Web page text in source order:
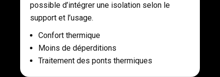
possible d’intégrer une isolation selon le
support et l’usage.
Confort thermique
Moins de déperditions
Traitement des ponts thermiques